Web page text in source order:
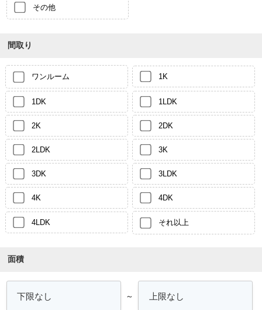
その他
間取り
ワンルーム 1K
1DK 1LDK
2K 2DK
2LDK 3K
3DK 3LDK
4K 4DK
4LDK それ以上
面積
～